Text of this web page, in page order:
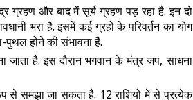
ग्रहण और बाद में सूर्य ग्रहण पड़ रहा है. इन दो
भरा है. इसमें कई ग्रहों के परिवर्तन का योग
पुथल होने की संभावना है.
जाता है. इस दौरान भगवान के मंत्र जप, साधना
से समझा जा सकता है. 12 राशियों में से प्रत्येक